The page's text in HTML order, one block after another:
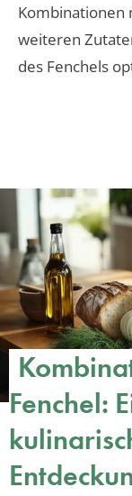
Kombinationen
weiteren
des Fenchels
Fenchel: